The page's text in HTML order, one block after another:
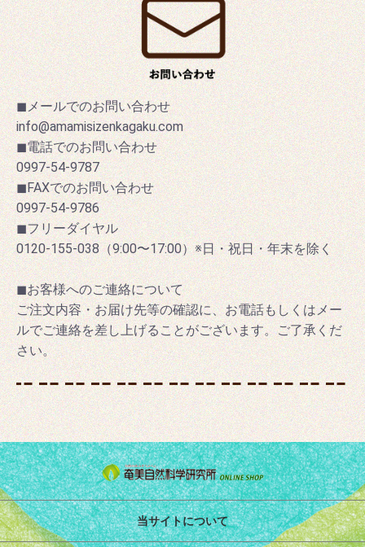
◼メールでのお問い合わせ
info@amamisizenkagaku.com
◼電話でのお問い合わせ
0997-54-9787
◼FAXでのお問い合わせ
0997-54-9786
◼フリーダイヤル
0120-155-038（9:00〜17:00）※日・祝日・年末を除く
◼お客様へのご連絡について
ご注文内容・お届け先等の確認に、お電話もしくはメー
ルでご連絡を差し上げることがございます。ご了承くだ
さい。
当サイトについて